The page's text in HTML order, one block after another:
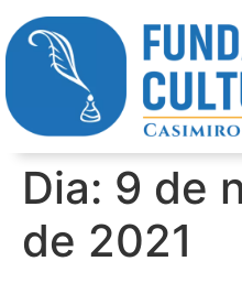
Dia: 9 de
de 2021